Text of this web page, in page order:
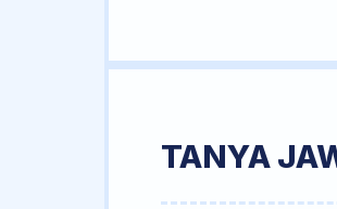
TANYA